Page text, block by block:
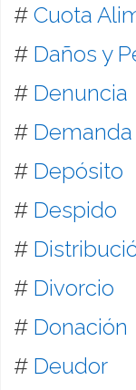
# Cuota
# Daños y
# Denuncia
# Demanda
# Depósito
# Despido
#
# Divorcio
# Donación
# Deudor